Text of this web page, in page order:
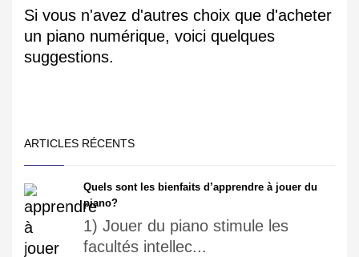
Si vous n'avez d'autres choix que d'acheter
un piano numérique, voici quelques
suggestions.
ARTICLES RÉCENTS
Quels sont les bienfaits d’apprendre à jouer du
piano?
1) Jouer du piano stimule les
facultés intellec...